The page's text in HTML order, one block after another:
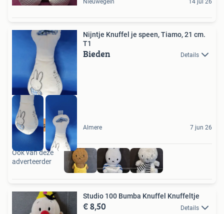
Nieuwegein 14 jul 26
Onzeschuur
Nijntje Knuffel je speen, Tiamo, 21 cm.
T1
Bieden Details
Almere 7 jun 26
Ook van deze
adverteerder
Studio 100 Bumba Knuffel Knuffeltje
€ 8,50 Details